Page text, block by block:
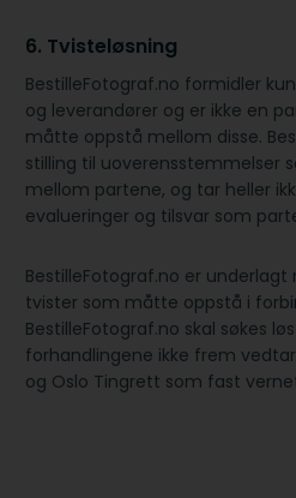
6. Tvisteløsning
BestilleFotograf.no formidler
og leverandører og er ikke en
måtte oppstå mellom disse.
stilling til uoverensstemmelser
mellom partene, og tar heller
evalueringer og tilsvar som
BestilleFotograf.no er underlagt
tvister som måtte oppstå i
BestilleFotograf.no skal søkes
forhandlingene ikke frem
og Oslo Tingrett som fast